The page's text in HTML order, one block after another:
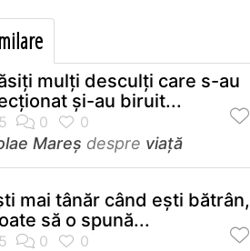
mulţi desculţi care s-au
şi-au biruit...
Mareș despre viață
mai tânăr când eşti bătrân,
să o spună...